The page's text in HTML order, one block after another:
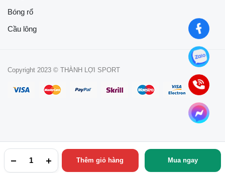
Thêm giỏ hàng Mua ngay
Bóng rổ
Cầu lông
Copyright 2023 © THÀNH LỢI SPORT
TRANG CHỦ TÌM KIẾM YÊU THÍCH TÀI KHOẢN NGÀNH HÀNG